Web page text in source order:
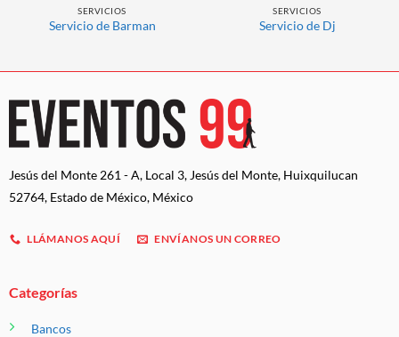
SERVICIOS
Servicio de Barman
SERVICIOS
Servicio de Dj
Jesús del Monte 261 - A, Local 3, Jesús del Monte, Huixquilucan
52764, Estado de México, México
LLÁMANOS AQUÍ ENVÍANOS UN CORREO
Categorías
Bancos